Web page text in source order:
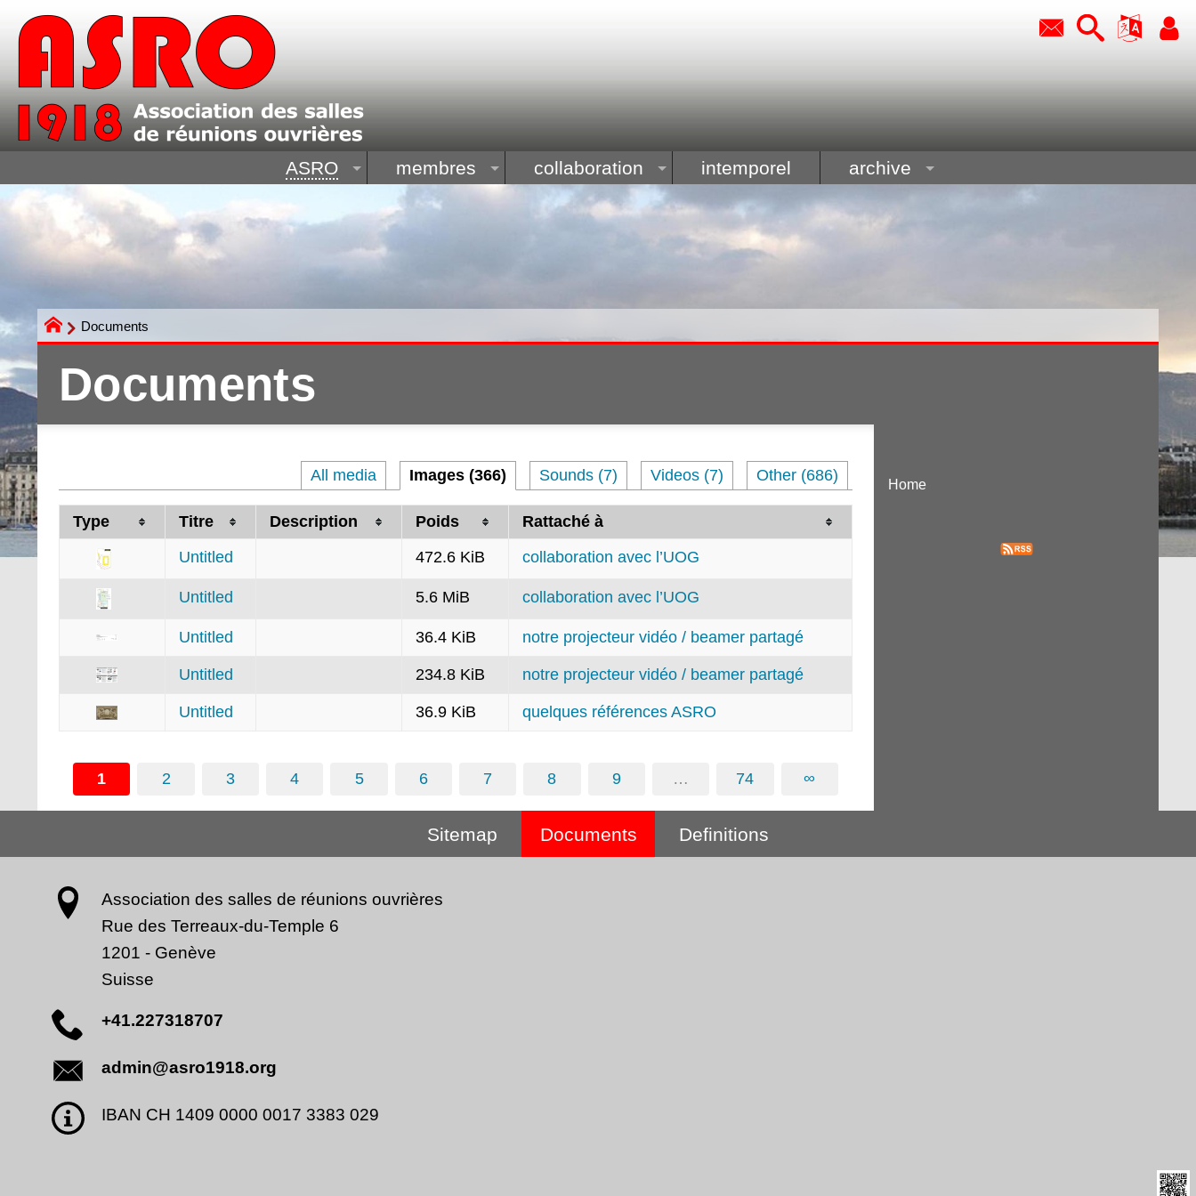
ASRO membres collaboration intemporel archive
Documents
Documents
All media Images (366) Sounds (7) Videos (7) Other (686)
Type Titre Description Poids
Rattaché à
Untitled
472.6 KiB collaboration avec l’UOG
Untitled 5.6 MiB collaboration avec l’UOG
Untitled 36.4 KiB notre projecteur vidéo / beamer partagé
Untitled 234.8 KiB notre projecteur vidéo / beamer partagé
Untitled 36.9 KiB quelques références ASRO
1 2 3 4 5 6 7 8 9 … 74 ∞
Home
Sitemap Documents Definitions
Association des salles de réunions ouvrières
Rue des Terreaux-du-Temple 6
1201 - Genève
Suisse
+41.227318707
admin@asro1918.org
IBAN CH 1409 0000 0017 3383 029